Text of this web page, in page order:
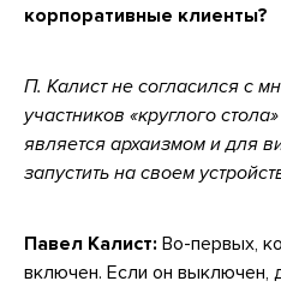
корпоративные клиенты?
П. Калист не согласился с
участников «круглого
является архаизмом и для
запустить на своем
Павел Калист: Во-первых,
включен. Если он выключен,